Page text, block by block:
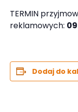
TERMIN
reklamowych:
Dodaj do